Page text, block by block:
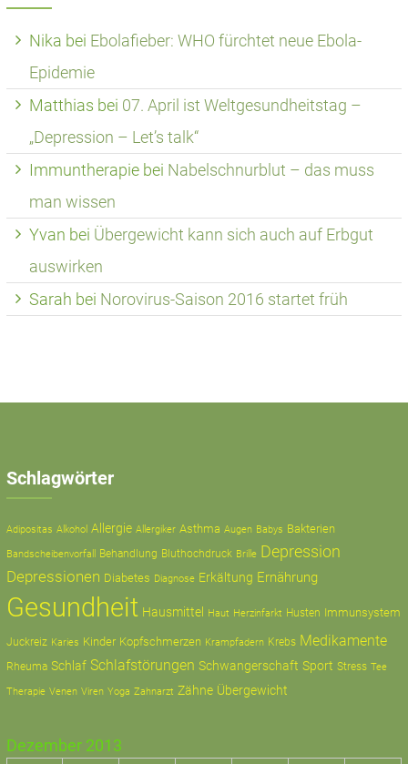
Nika bei Ebolafieber: WHO fürchtet neue Ebola-
Epidemie
Matthias bei 07. April ist Weltgesundheitstag –
„Depression – Let’s talk“
Immuntherapiebei Nabelschnurblut – das muss
man wissen
Yvan bei Übergewicht kann sich auch auf Erbgut
auswirken
Sarah bei Norovirus-Saison 2016 startet früh
Schlagwörter
Adipositas Alkohol Allergie Allergiker Asthma Augen Babys Bakterien
Bandscheibenvorfall Behandlung Bluthochdruck Brille Depression
Depressionen Diabetes Diagnose Erkältung Ernährung
Gesundheit Hausmittel Haut Herzinfarkt Husten Immunsystem
Juckreiz Karies Kinder Kopfschmerzen Krampfadern Krebs Medikamente
Rheuma Schlaf Schlafstörungen Schwangerschaft Sport Stress Tee
Therapie Venen Viren Yoga Zahnarzt Zähne Übergewicht
Dezember 2013